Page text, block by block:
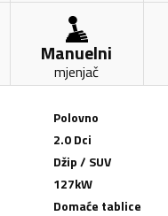
Manuelni
mjenjač
Polovno
2.0 Dci
Džip / SUV
127kW
Domaće tablice